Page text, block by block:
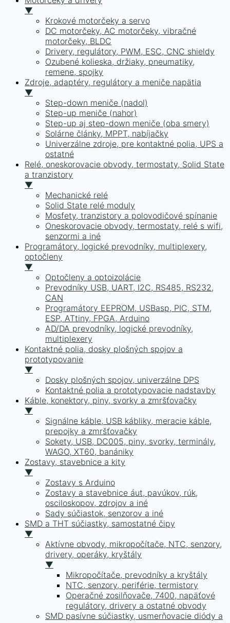
▼
Krokové motorčeky a servo
DC motorčeky, AC motorčeky, vibračné
motorčeky, BLDC
Drivery, regulátory, PWM, ESC, CNC shieldy
Ozubené kolieska, držiaky, pneumatiky,
remene, spojky
Zdroje, adaptéry, regulátory a meniče napätia
▼
Step-down meniče (nadol)
Step-up meniče (nahor)
Step-up aj step-down meniče (oba smery)
Solárne články, MPPT, nabíjačky
Univerzálne zdroje, pre kontaktné polia, UPS a
ostatné
Relé, oneskorovacie obvody, termostaty, Solid State
a tranzistory
▼
Mechanické relé
Solid State relé moduly
Mosfety, tranzistory a polovodičové spínanie
Oneskorovacie obvody, termostaty, relé s wifi,
senzormi a iné
Programátory, logické prevodníky, multiplexery,
optočleny
▼
Optočleny a optoizolácie
Prevodníky USB, UART, I2C, RS485, RS232,
CAN
Programátory EEPROM, USBasp, PIC, STM,
ESP, ATtiny, FPGA, Arduino
AD/DA prevodníky, logické prevodníky,
multiplexery
Kontaktné polia, dosky plošných spojov a
prototypovanie
▼
Dosky plošných spojov, univerzálne DPS
Kontaktné polia a prototypovacie nadstavby
Káble, konektory, piny, svorky a zmršťovačky
▼
Signálne káble, USB kábliky, meracie káble,
prepojky a zmršťovačky
Sokety, USB, DC005, piny, svorky, terminály,
WAGO, XT60, banániky
Zostavy, stavebnice a kity
▼
Zostavy s Arduino
Zostavy a stavebnice áut, pavúkov, rúk,
osciloskopov, zdrojov a iné
Sady súčiastok, senzorov a iné
SMD a THT súčiastky, samostatné čipy
▼
Aktívne obvody, mikropočítače, NTC, senzory,
drivery, operáky, kryštály
▼
Mikropočítače, prevodníky a kryštály
NTC, senzory, periférie, termistory
Operačné zosilňovače, 7400, napäťové
regulátory, drivery a ostatné obvody
SMD pasívne súčiastky, usmerňovacie diódy a